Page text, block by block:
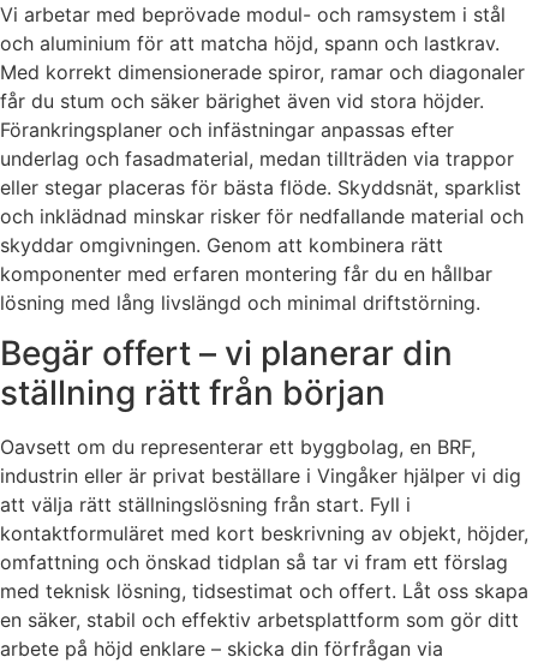
Vi arbetar med beprövade modul- och ramsystem i stål
och aluminium för att matcha höjd, spann och lastkrav.
Med korrekt dimensionerade spiror, ramar och diagonaler
får du stum och säker bärighet även vid stora höjder.
Förankringsplaner och infästningar anpassas efter
underlag och fasadmaterial, medan tillträden via trappor
eller stegar placeras för bästa flöde. Skyddsnät, sparklist
och inklädnad minskar risker för nedfallande material och
skyddar omgivningen. Genom att kombinera rätt
komponenter med erfaren montering får du en hållbar
lösning med lång livslängd och minimal driftstörning.
Begär offert – vi planerar din
ställning rätt från början
Oavsett om du representerar ett byggbolag, en BRF,
industrin eller är privat beställare i Vingåker hjälper vi dig
att välja rätt ställningslösning från start. Fyll i
kontaktformuläret med kort beskrivning av objekt, höjder,
omfattning och önskad tidplan så tar vi fram ett förslag
med teknisk lösning, tidsestimat och offert. Låt oss skapa
en säker, stabil och effektiv arbetsplattform som gör ditt
arbete på höjd enklare – skicka din förfrågan via